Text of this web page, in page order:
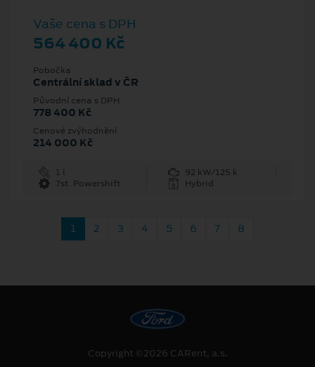
Vaše cena s DPH
564 400 Kč
Pobočka
Centrální sklad v ČR
Původní cena s DPH
778 400 Kč
Cenové zvýhodnění
214 000 Kč
1 l
92 kW/125 k
7st. Powershift
Hybrid
1 2 3 4 5 6 7 8
Copyright ©2026 CARent, a.s.